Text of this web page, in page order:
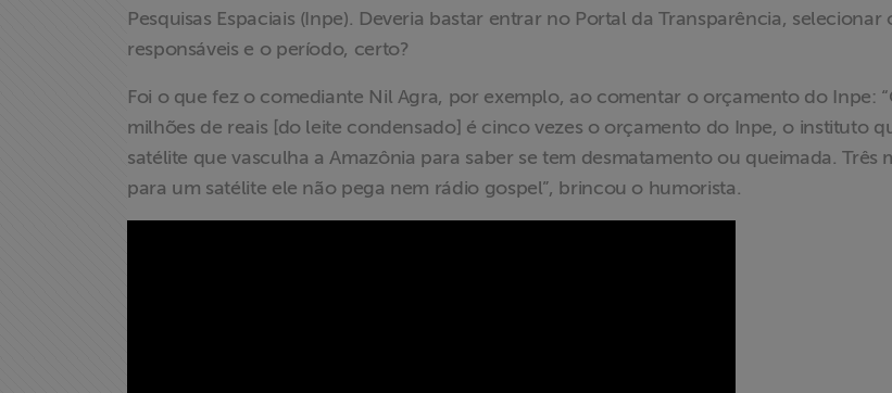
Documentários
Pesquisas Espaciais (Inpe). Deveria bastar entrar no Portal da Transparência, selecionar
responsáveis e o período, certo?
Foi o que fez o comediante Nil Agra, por exemplo, ao comentar o orçamento do Inpe:
milhões de reais [do leite condensado] é cinco vezes o orçamento do Inpe, o instituto
satélite que vasculha a Amazônia para saber se tem desmatamento ou queimada. Três
para um satélite ele não pega nem rádio gospel”, brincou o humorista.